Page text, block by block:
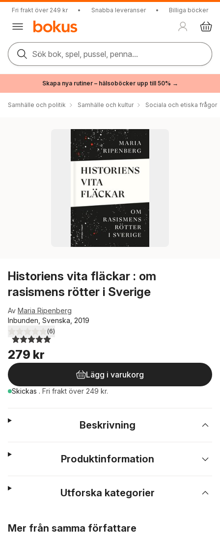
Fri frakt över 249 kr • Snabba leveranser • Billiga böcker
Sök bok, spel, pussel, penna...
Skapa nya rutiner – hälsoböcker upp till 50% →
Samhälle och politik Samhälle och kultur Sociala och etiska frågor
Historiens vita fläckar : om
rasismens rötter i Sverige
Av Maria Ripenberg
Inbunden, Svenska, 2019
5,0utav 5 stjärnor. Totalt antal röster:
(6)
279 kr
Lägg i varukorg
Skickas . Fri frakt över 249 kr.
Beskrivning
Produktinformation
Utforska kategorier
Mer från samma författare